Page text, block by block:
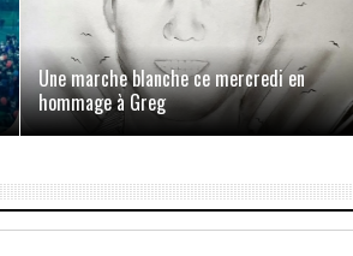
Une marche blanche ce mercredi en
hommage à Greg